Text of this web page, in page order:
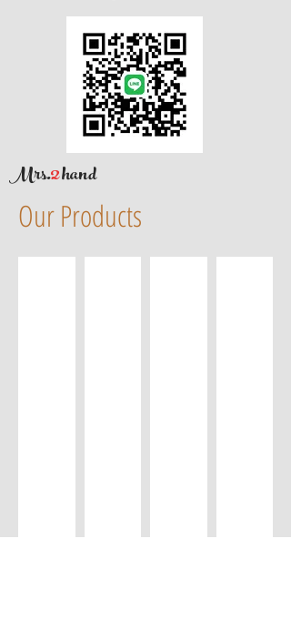
Mrs.2hand
Our Products